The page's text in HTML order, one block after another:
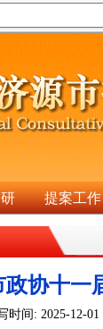
提案工作
政协十一
时间: 2025-12-01